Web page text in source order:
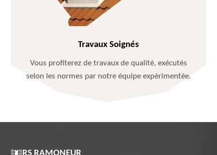
Travaux Soignés
Vous profiterez de travaux de qualité, exécutés
selon les normes par notre équipe expérimentée.